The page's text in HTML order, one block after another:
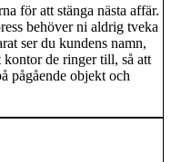
för att stänga nästa affär.
behöver ni aldrig tveka
ser du kundens namn,
de ringer till, så att
pågående objekt och